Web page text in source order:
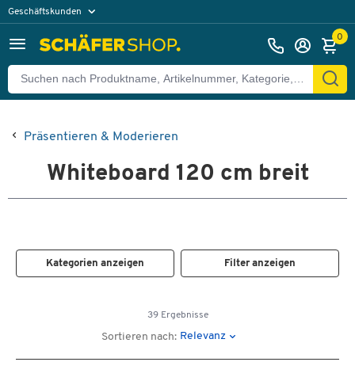
Geschäftskunden
0
Präsentieren & Moderieren
Whiteboard 120 cm breit
Kategorien anzeigen Filter anzeigen
39 Ergebnisse
Sortieren nach: Relevanz